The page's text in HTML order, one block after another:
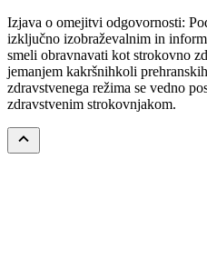
Izjava o omejitvi odgovornosti:
izključno izobraževalnim in
smeli obravnavati kot strokovno
jemanjem kakršnihkoli
zdravstvenega režima se vedno
zdravstvenim strokovnjakom.